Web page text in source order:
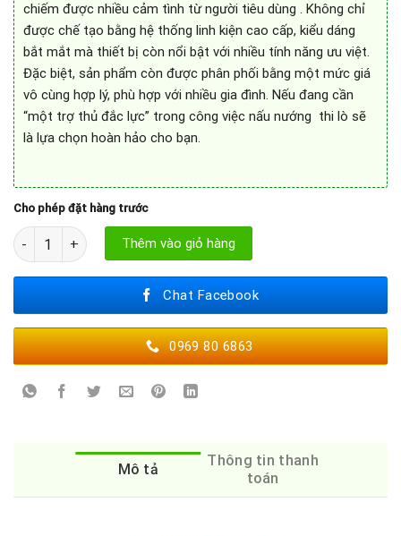
chiếm được nhiều cảm tình từ người tiêu dùng . Không chỉ
được chế tạo bằng hệ thống linh kiện cao cấp, kiểu dáng
bắt mắt mà thiết bị còn nổi bật với nhiều tính năng ưu việt.
Đặc biệt, sản phẩm còn được phân phối bằng một mức giá
vô cùng hợp lý, phù hợp với nhiều gia đình. Nếu đang cần
“một trợ thủ đắc lực” trong công việc nấu nướng thi lò sẽ
là lựa chọn hoàn hảo cho bạn.
Cho phép đặt hàng trước
LÒ NƯỚNG KÈM VI SÓNG BOSCH CMG633BS1 số lượng
Thêm vào giỏ hàng
Chat Facebook
0969 80 6863
Mô tả
Thông tin thanh
toán